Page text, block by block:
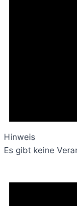
Hinweis
Es gibt keine